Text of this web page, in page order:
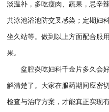
淡温补，多吃瘦肉、蔬果，忌辛
共泳池浴池防交叉感染；定期妇
坐久站等。做到以上方面配合服
果。
盆腔炎吃妇科千金片多久会
解清楚了。大家在服药期间应密
检查与治疗方案，才能真正实现